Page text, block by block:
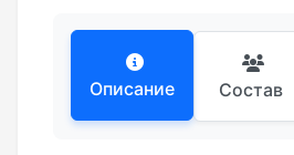
Описание Состав